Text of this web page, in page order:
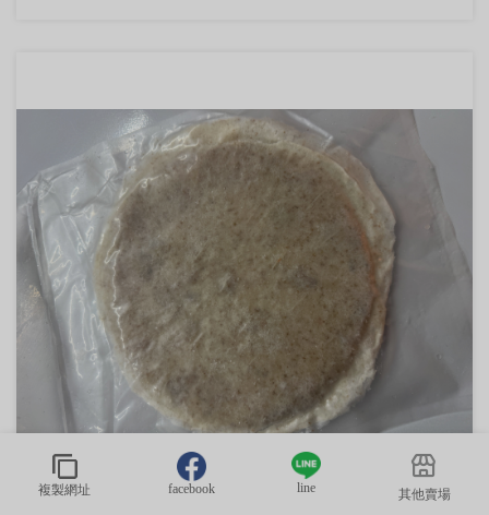
複製網址 facebook line 其他賣場